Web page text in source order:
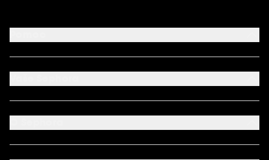
FAQ
Podmínky Nabídek
Kontaktujte nás
Mapa stránky
Můj účet
Aplikace SEPHORA
O společnosti Sephora
Kariéra